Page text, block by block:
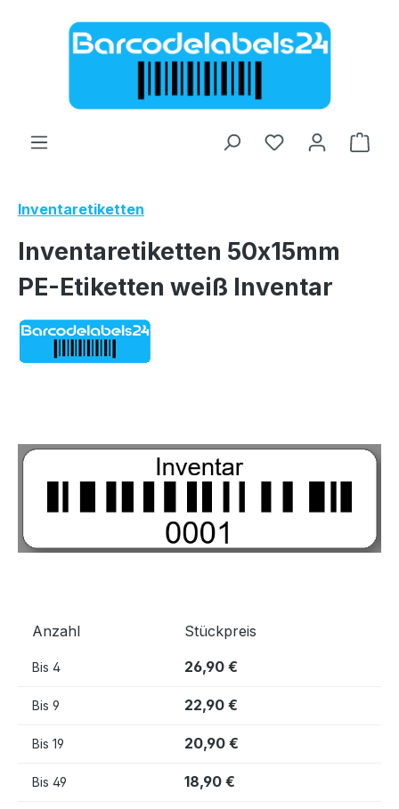
Zum Hauptinhalt springen
Inventaretiketten
Inventaretiketten 50x15mm
PE-Etiketten weiß Inventar
Anzahl Stückpreis
Bis 4 26,90 €
Bis 9 22,90 €
Bis 19 20,90 €
Bis 49 18,90 €